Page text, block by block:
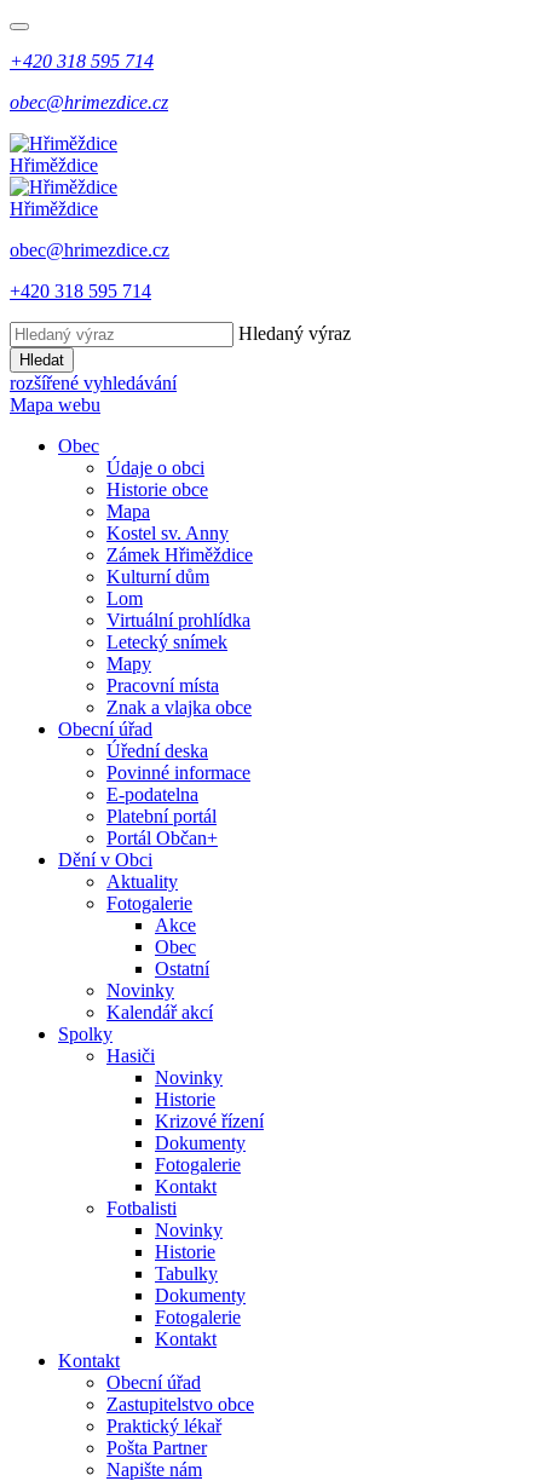
+420 318 595 714
obec@hrimezdice.cz
Hřiměždice
Hřiměždice
obec@hrimezdice.cz
+420 318 595 714
Hledaný výraz
Hledat
rozšířené vyhledávání
Mapa webu
Obec
Údaje o obci
Historie obce
Mapa
Kostel sv. Anny
Zámek Hřiměždice
Kulturní dům
Lom
Virtuální prohlídka
Letecký snímek
Mapy
Pracovní místa
Znak a vlajka obce
Obecní úřad
Úřední deska
Povinné informace
E-podatelna
Platební portál
Portál Občan+
Dění v Obci
Aktuality
Fotogalerie
Akce
Obec
Ostatní
Novinky
Kalendář akcí
Spolky
Hasiči
Novinky
Historie
Krizové řízení
Dokumenty
Fotogalerie
Kontakt
Fotbalisti
Novinky
Historie
Tabulky
Dokumenty
Fotogalerie
Kontakt
Kontakt
Obecní úřad
Zastupitelstvo obce
Praktický lékař
Pošta Partner
Napište nám